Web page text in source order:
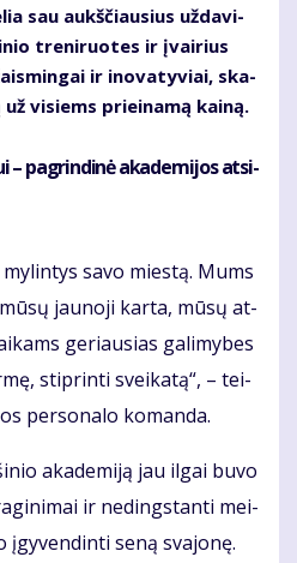
sau aukš­čiau­sius už­da­vi­
tre­ni­ruo­tes ir įvai­rius
ir ino­va­ty­viai, ska­
vi­siems pri­ei­na­mą kai­ną.
– pa­grin­di­nė aka­de­mi­jos at­si­
sa­vo mies­tą. Mums
jau­no­ji kar­ta, mū­sų at­
ge­riau­sias ga­li­my­bes
stip­rin­ti svei­ka­tą“, – tei­
per­so­na­lo ko­man­da.
aka­de­mi­ją jau il­gai bu­vo
ir ne­dings­tan­ti mei­
se­ną sva­jo­nę.